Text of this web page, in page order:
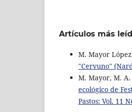
Artículos más
M. Mayor
"Cervuno"
M. Mayor, M. A.
ecológico de
Pastos: Vol. 11